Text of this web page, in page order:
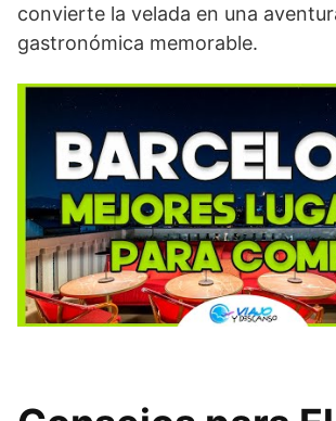
convierte la velada en una
gastronómica memorable.